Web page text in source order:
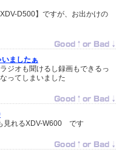
D500】ですが、お出かけの
ましたぁ
ジオも聞けるし録画もできるっ
ってしまいました
見れるXDV-W600 です